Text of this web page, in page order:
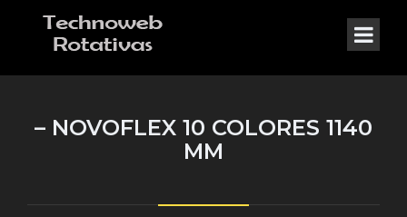
– NOVOFLEX 10 COLORES 1140
MM